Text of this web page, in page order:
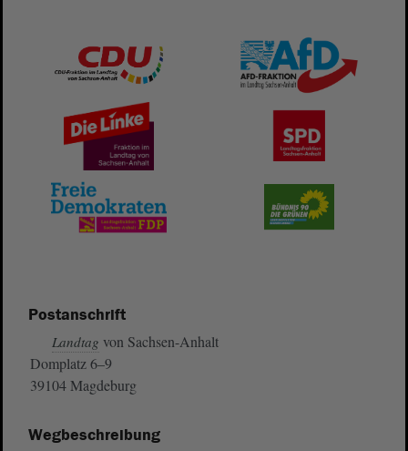
Postanschrift
Landtag von Sachsen-Anhalt
Domplatz 6–9
39104 Magdeburg
Wegbeschreibung